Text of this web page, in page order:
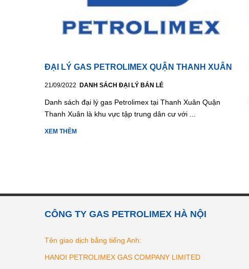
ĐẠI LÝ GAS PETROLIMEX QUẬN THANH XUÂN
21/09/2022 DANH SÁCH ĐẠI LÝ BÁN LẺ
Danh sách đại lý gas Petrolimex tại Thanh Xuân Quận
Thanh Xuân là khu vực tập trung dân cư với ...
XEM THÊM
CÔNG TY GAS PETROLIMEX HÀ NỘI
Tên giao dịch bằng tiếng Anh:
HANOI PETROLIMEX GAS COMPANY LIMITED